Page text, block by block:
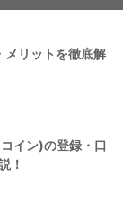
メリットを徹底解
イン)の登録・口
！